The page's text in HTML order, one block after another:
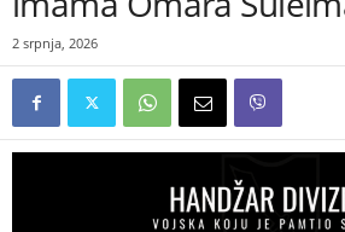
2 srpnja, 2026